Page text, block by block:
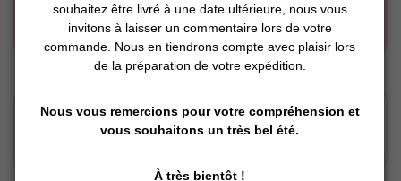
Vous Réservez en ligne
souhaitez être livré à une date ultérieure, nous vous
invitons à laisser un commentaire lors de votre
commande. Nous en tiendrons compte avec plaisir lors
de la préparation de votre expédition.
Nous vous remercions pour votre compréhension et
vous souhaitons un très bel été.
À très bientôt !